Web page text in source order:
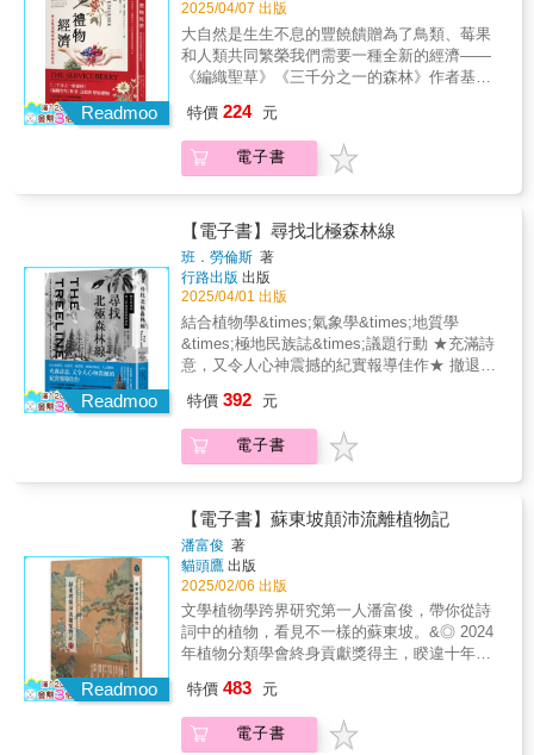
最壞的想像。本書帶我們身臨其境，遊遍黎巴
嫩的丘陵、世界爺國家公園的步道到波蘭的老
齡林，要我們追尋一個更美好的世界，這不只
是為了樹木，也為了我們自己。」──白令海峽
的輓歌》（Floating Coast）作者芭絲榭芭．德
穆思（Bathsheba Demuth）「藉著長壽樹種和
高齡樹木引人入勝的故事，歷史學家法莫讓我
們沉浸於「樹木時間」，鮮活地喚起了更久遠
雪兒．奈胡斯（Michelle Nijhuis）「法莫以充
滿智慧且優雅的文筆描寫老樹，體現了長久以
來世界各地許多人賦予老樹的神聖價值。本書
讀來愉快，又令人大開眼界。」 ──《自然的大
都會：芝加哥與西部大開發》（Nature’s
Metropolis）作者威廉．克羅農（William
Cronon）「樹沒有舌頭，但不表示樹不會對我
佛遜蒙蒂塞洛住處老熟林樹木的木芯，解讀過
的非凡故事，略知一二。閱讀法莫清楚易懂而
迷人的文字，發掘古樹要訴說的其他未解之謎
吧。」──《新氣候戰爭》（The New Climate
War）作者麥可．曼恩（Michael E. Mann）
讓我們透過樹木，重新思索人與自然的關
係。」──楊智凱（國立屏東科技大學森林系助
理教授）「本書充滿詩意與美感……融合了個
人經歷與對自然保育的呼籲。作者筆下的十二
種樹木包括巨型紅杉、刺果松與烏木……說真
的，誰不愛樹呢？尤其是聖誕節的時候。」
佳科學與自然書籍」「這場樹木之旅帶你攀上
高聳樹幹，也深入熊熊森林火海。書中記述的
十二種樹木展現了它們與人類和文化之間緊密
的連結。」──《經濟學人》（Economist），
2024年度「最佳書籍」「『樹木是世界的心
跳』，丹尼爾．路易斯在本書中如此寫道，這
本書是他獻給這些與人類共享地球的古老生命
體的情書。全書十二章，搭配美麗插畫，帶領
讀者踏上一場穿越時空的全球樹木之旅。烏
木、檀香、木棉、紅杉等主角，旋即成為讀者
熟悉的老友，其漫長的生命故事被細膩訴說，
亦清晰呈現在『人類世』中，包含它們所面對
的未來危機……作者的回憶錄穿插其中，將自
身根源與書中樹木相互連結。」──《史密森尼
雜誌》（Smithsonian magazine），2024年度
十二種非凡樹木的歷史……其筆觸靈活生動，
顯示其對於生物科學領域的造詣極高。他精確
描繪出這些樹木與滅絕、政策、政治、法律、
文化、歷史與文學之間的交集，文字常令人驚
豔。」──《信使郵報》（The Post &
Courier）「一本充滿驚奇、感激，甚至帶有一
絲希望的書。」──《書單》（Booklist）「書
冠，重新審視樹木的世界，讓你以全新視角看
多）為起點，讚頌它們各自的獨特與壯麗，以
繁複，即使迄今生態科學家已經發展出相當先
進的樹木探測儀器和技術，仍有許多難解的神
祕環節。《樹說時間的故事》跨越各洲，藉著
12 種具代表性的樹木，從如何取芯、收集古老
木片伊始，探測樹齡，剖析蟲吻火痕，試圖解
開生態上的種種疑問。而每棵樹都記錄了數百
年甚至數千年的天氣變化，既融合樹木的氣象
學、水文學、考古學、生物地理學、歷史學，
的遞嬗拼就起來。在盎然的閱讀興味之餘，我
們因而能體認當人類把世界攪亂的今日與未
來，或許樹和其複數的森林會是救贖。」──古
碧玲（字耕農）「在不穩定的氣候中，這本書
讓我們透過樹木，重新思索人與自然的關
係。」──楊智凱（國立屏東科技大學森林系助
理教授）「本書充滿詩意與美感……融合了個
種樹木包括巨型紅杉、刺果松與烏木……說真
的，誰不愛樹呢？尤其是聖誕節的時候。」
──《衛報》（The Guardian），2024年度「最
佳科學與自然書籍」「這場樹木之旅帶你攀上
高聳樹幹，也深入熊熊森林火海。書中記述的
十二種樹木展現了它們與人類和文化之間緊密
的連結。」──《經濟學人》（Economist），
2024年度「最佳書籍」「『樹木是世界的心
跳』，丹尼爾．路易斯在本書中如此寫道，這
本書是他獻給這些與人類共享地球的古老生命
體的情書。全書十二章，搭配美麗插畫，帶領
讀者踏上一場穿越時空的全球樹木之旅。烏
木、檀香、木棉、紅杉等主角，旋即成為讀者
熟悉的老友，其漫長的生命故事被細膩訴說，
的未來危機……作者的回憶錄穿插其中，將自
身根源與書中樹木相互連結。」──《史密森尼
———《Garden Answers》❁❉✤妝花∣人們對
於圖像的解讀會隨時間而改變，但植物插畫作
為一種準確觀察和記錄而來的資料，可以是永
存不朽的科學紀錄。然而，植物插畫演進歷程
術家和科學家的工作都會受到當下時空環境所
書探討科學和藝術之間的交流，揭示植物插畫
如何用於傳遞與植物相關的資訊，以及人們對
植物學圖像的看法如何發生改變。從探討繪師
和印刷師在呈現科學資料與理論時運用的手
法，乃至近東地區的植物插畫起源，以及寫實
畫作與理想形象的差距、繪師先備知識的作
用，圖像與文字的整合。繼之為植物學簡史，
著眼於插畫如何在植物的命名和分類、生理學
和實驗以及演化和遺傳方面呈現重要觀察結
果。不一樣的繪師與野外實察方式，對於發掘
生物亦有多樣性貢獻。最終，將之用於教育，
提升植物插畫在植物科學理論傳播中的角色。
書中收錄的圖像凸顯植物插畫的科學用途，挑
戰將植物插畫視為一門美學的既定觀念。不同
時期的植物插畫繪師都積極運用當下的技術優
技術的突破則與新的印刷工藝有關。如今在全
球課題中，植物圖像和植物本身扮演著舉足輕
重的角色，包括不斷膨脹的糧食需求、地球生
物多樣性的保存以及環境韌性的培養。對於二
十一世紀的植物插畫繪師與共事的科學家而
言，他們的考驗是要結合傳統插畫和攝影技術
的優勢，以便在捕捉和儲存資料時發揮加乘效
受眾。
樹梢》最吸引人之處。這本生態寫作除了帶領
我們體會攀樹活動的專業冒險，永翔更像是親
切的友人，深入淺出地為我們導覽神祕的樹冠
生態系，以及巨木們面臨的環境威脅與保育挑
戰。──游旨价／《通往世界的植物》《橫斷臺
灣》作者永翔的故事始終與樹冠層緊密相連。
她像探索未知腐海森林的娜烏西卡，攀登樹
頂、傾聽樹幹內的低語、追蹤菌絲與真菌，試
圖理解森林的健康與病痛的源頭。本書不僅是
程，更是一次深入樹冠層與真菌世界的動人探
索。──林政道／臺灣大學森林環境暨資源學系
副教授經由回顧攀爬不同樹種的過程，我們得
知一位從事樹冠層研究的年輕學者，如何地從
爬樹的菜鳥，逐漸成長為一隻能翱翔在樹冠間
的老鳥，以及其間由「看山是山」至「看山又
是山」的蛻變。──關秉宗／臺灣大學森林環境
丁宗蘇／臺灣大學森林環境暨資源學系教授兼
系主任古碧玲／上下游副刊總編輯林大利／農
業部生物多樣性研究所副研究員，《仰望》作
者徐嘉君／「找樹的人－巨木地圖計畫」主持
者鄒欣寧／《相信樹的人》作者從泥土出發，
最終安身於婆娑樹影之間，永翔以獨特視角，
引領我們探索臺灣扁柏的幽靜、雲杉林的溫
柔、北美巨木的壯闊，乃至微生物世界的奧
祕。她不僅是樹冠層生態學家，更是熱愛攀樹
的行者，分享樹梢間的生命哲理與情感。──丁
宗蘇高聳長壽的巨木，我一直覺得他們揣著時
間的答案，如果可以像「龍貓」安坐樹梢上，
一定能體悟迥異於地面的時空向量。站在樹冠
在飽含水分的溼潤苔毯上，迎著撲面而來的清
風，俯瞰樹海雲海，聆聽風穿過樹梢的聲
人。她精心拍攝了書中每一種生物的照片，表
達出澳洲大自然獨特動人的美感。 《出生時，
為她種下一棵大澤米》是一封寫給生命的情
書，鼓勵我們在世俗紛擾中，依舊心懷熱望，
本關於花鳥動物的散文集，更是一場觸動心靈
的生命對話，適合每一位熱愛自然、渴望生活
真諦的讀者。
掠過原住民文化傳統、早期歐洲移民生活、十
九世紀植物學家的經歷，以及現代人面臨的氣
候變化危機。 本書分為「花草篇」與「動物
篇」，透過蒂羅花的傲然綻放、叢林火雞的野
性姿態、灰頭果蝠的夜行祕密，揭示自然界的
描繪出在乾旱、山火、貧瘠土壤中依然蓬勃生
長的奇蹟，寓意人類在困境中如何擁抱希望、
追尋自由。透過作者敏銳的觀察、詩意的筆
然的映照中重新審視內心的渴望與堅持。 作者
在澳洲雪梨生活多年，醉心於本土生態與環境
保育。她不僅是出色的文字創作者，也是活躍
於國際攝影與紀錄片領域的資深攝影者和電影
人。她精心拍攝了書中每一種生物的照片，表
達出澳洲大自然獨特動人的美感。 《出生時，
為她種下一棵大澤米》是一封寫給生命的情
珍惜生命中的每一場盛開與暗湧。這不僅是一
本關於花鳥動物的散文集，更是一場觸動心靈
的生命對話，適合每一位熱愛自然、渴望生活
Readmoo
2025/04/07 出版
大自然是生生不息的豐饒饋贈為了鳥類、莓果
和人類共同繁榮我們需要一種全新的經濟——
《編織聖草》《三千分之一的森林》作者基默
書《編織聖草》、榮獲美國國家人文獎章作者
基默爾，透過新作《禮物經濟》提出一個大膽
而鼓舞人心的願景——我們如何學習自然界
與關係。作者以她和鳥兒一起豐收「服務莓」
（Serviceberry，又名「花揪果」）的經驗為
例，闡釋「禮物經濟」的生態互惠倫理：果樹
分配它的財富，也就是豐富甜美多汁的漿果，
來服務與滿足其自然群落的需求；植物與自然
世界的關係，就是互惠、相互連結和感恩的體
現——打開意識、用心察覺，就能看到大自然
中的禮物經濟，無所不在。我們人類又可以送
什麼給植物和鳥兒，以回報他們的慷慨呢？用
全新經濟本書借鑒原住民將漿果、水和陽光等
大自然的豐盛視為禮物的智慧，將人類「市場
經濟」與自然界遍存的「禮物經濟」做了深刻
對比：資本主義是由競爭和囤積所驅動；自然
界的富足，是透過分享的行動來衡量的；提醒
我們「財富積累並不能拯救世界，所有物種的
繁榮都是相互的」，我們可以選擇不再走上個
人主義和剝削的不歸路。作者提出「榮譽收
成」（Honorable Harvest）的嶄新概念與實
踐，強調道德消費、尊重自然和對生態系統的
最小傷害，讓維持我們生命的一切保持永續：
了解別人照顧你的方式，這樣你才知道如何照
顧他人。要介紹你自己。來要求生命時，必須
負責任。拿走東西之前，必須先徵求同意，並
且恪遵得到的答覆。不要拿第一個，也不要拿
特價 224 元
電子書
Readmoo
【電子書】尋找北極森林線
班．勞倫斯 著
行路出版 出版
2025/04/01 出版
結合植物學&times;氣象學&times;地質學
&times;極地民族誌&times;議題行動 ★充滿詩
意，又令人心神震撼的紀實報導佳作★ 撤退的
&hellip;&hellip; 以及&hellip;&hellip;向北推進的
森林，與新物種的出現！ 這是一場跨越數國，
深入北極圈冰凍土地，直擊地球暖化前線的偉
森林線是生林生長的界限，也是劃定北極圈的
界線之一，若把視角放大來看，森林線其實是
一個生態系的過渡帶，科學家稱之為「森林-凍
原生態推移帶」。我們鮮少有人知道，和亞馬
遜雨林比起來，北方的這片森林才是真正的世
界之肺&mdash;&mdash;這片廣袤的森林帶從
北歐、俄羅斯橫跨至北美等地，覆蓋全球五分
之一的面積，涵蓋地球三分之一的樹木，在地
球北端環繞出一頂猶如桂冠的綠色地帶，是僅
的五十年裡，甚至一個世紀前，暖化就已現跡
於北極地區，緩緩改變著當地生態、地景以及
特價 392 元
電子書
Readmoo
【電子書】蘇東坡顛沛流離植物記
潘富俊 著
貓頭鷹 出版
2025/02/06 出版
文學植物學跨界研究第一人潘富俊，帶你從詩
詞中的植物，看見不一樣的蘇東坡。&◎ 2024
年植物分類學會終身貢獻獎得主，睽違十年最
的跨領域著作◎ 附蘇東坡足跡地圖，讓你對照
蘇東坡一生坎坷的旅途◎《中國文學植物學》
《紅樓夢植物圖鑑》《全唐詩植物學》作者潘
特價 483 元
電子書